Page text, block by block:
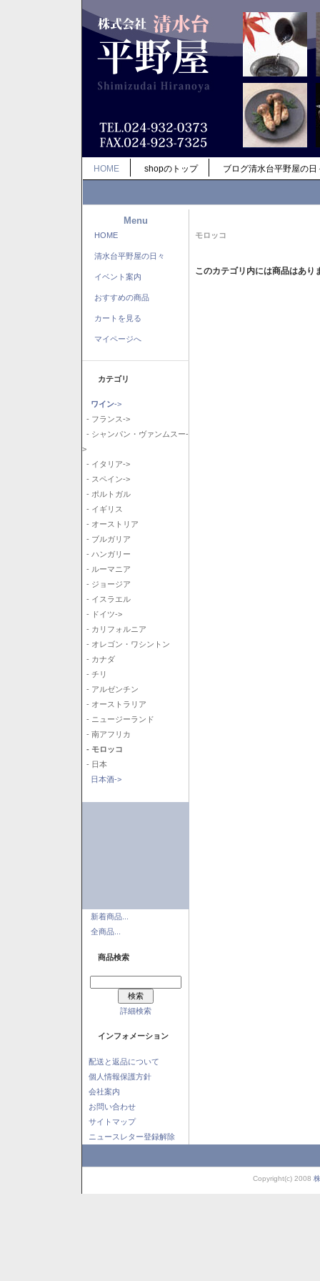
HOME shopのトップ ブログ清水台平野屋の日
Menu
HOME
清水台平野屋の日々
イベント案内
おすすめの商品
カートを見る
マイページへ
カテゴリ
ワイン->
- フランス->
- シャンパン・ヴァンムスー-
>
- イタリア->
- スペイン->
- ポルトガル
- イギリス
- オーストリア
- ブルガリア
- ハンガリー
- ルーマニア
- ジョージア
- イスラエル
- ドイツ->
- カリフォルニア
- オレゴン・ワシントン
- カナダ
- チリ
- アルゼンチン
- オーストラリア
- ニュージーランド
- 南アフリカ
- モロッコ
- 日本
日本酒->
新着商品...
全商品...
商品検索
詳細検索
インフォメーション
配送と返品について
個人情報保護方針
会社案内
お問い合わせ
サイトマップ
ニュースレター登録解除
モロッコ
このカテゴリ内には商品はあり
Copyright(c) 2008